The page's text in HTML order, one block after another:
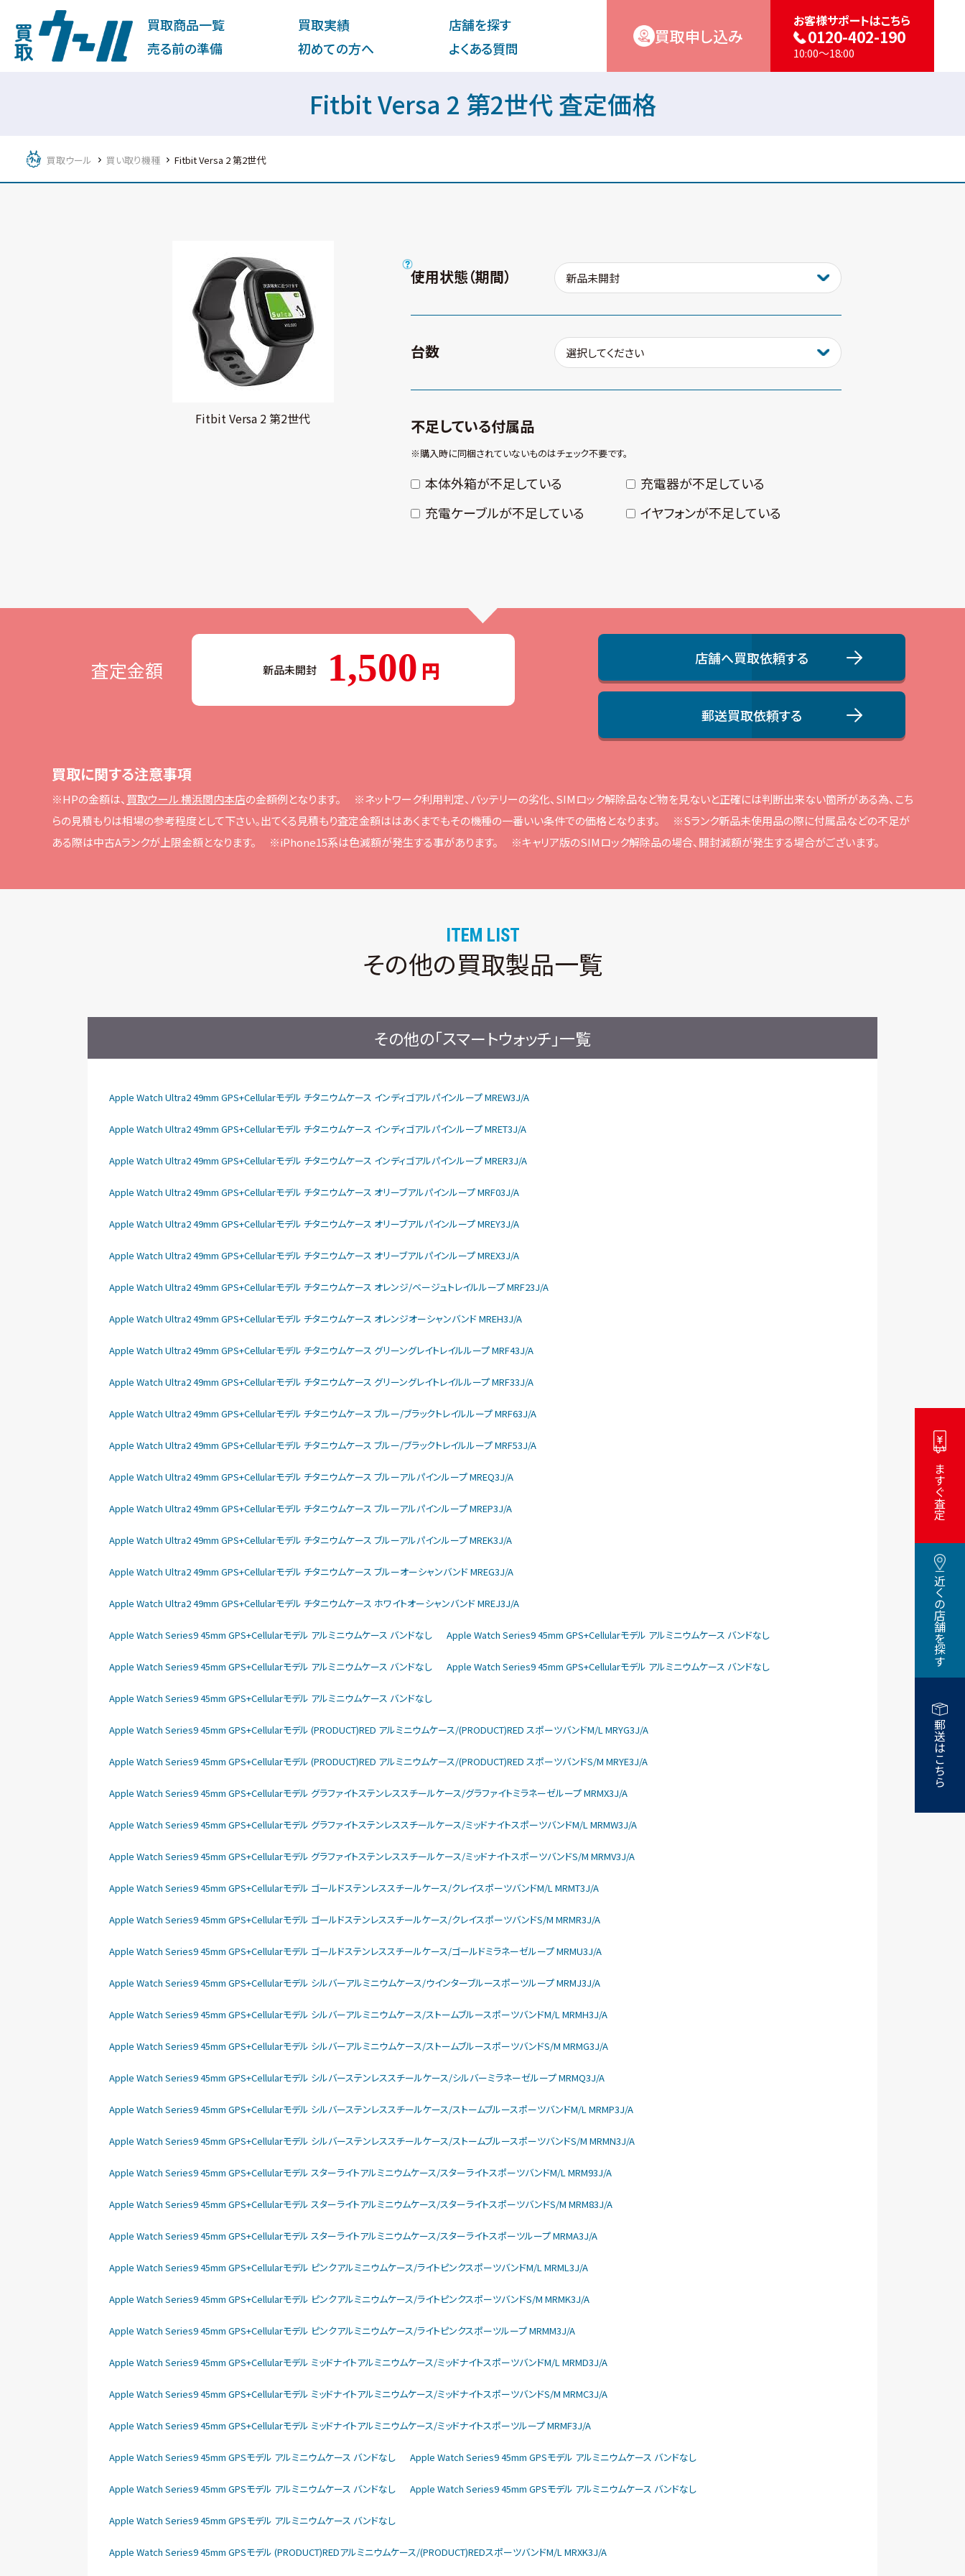
買取商品一覧 買取実績
店舗を探す
売る前の準備
初めての⽅へ よくある質問
買取申し込み
お客様サポートはこちら
0120-402-190
10:00～18:00
いますぐ査定
近くの店舗を探す
郵送はこちら
Fitbit Versa 2 第2世代 査定価格
買取ウール 買い取り機種 Fitbit Versa 2 第2世代
Fitbit Versa 2 第2世代
使用状態（期間）
台数
不足している付属品
※購⼊時に同梱されていないものはチェック不要です。
本体外箱が不⾜している
充電器が不⾜している
充電ケーブルが不⾜している
イヤフォンが不⾜している
査定金額 新品未開封 1,500 店舗へ買取依頼する
郵送買取依頼する
買取に関する注意事項
※HPの⾦額は、 買取ウール 横浜関内本店の⾦額例となります。
※ネットワーク利⽤判定、バッテリーの劣化、SIMロック解除品など物を⾒ないと正確には判断出来ない箇所がある為、こち
らの⾒積もりは相場の参考程度として下さい。出てくる⾒積もり査定⾦額ははあくまでもその機種の⼀番いい条件での価格となります。
※Sランク新品未使⽤品の際に付属品などの不⾜が
ある際は中古Aランクが上限⾦額となります。
※iPhone15系は⾊減額が発⽣する事があります。 ※キャリア版のSIMロック解除品の場合、開封減額が発⽣する場合がございます。
ITEM LIST
その他の買取製品一覧
その他の「スマートウォッチ」一覧
Apple Watch Ultra2 49mm GPS+Cellularモデル チタニウムケース インディゴアルパインループ MREW3J/A
Apple Watch Ultra2 49mm GPS+Cellularモデル チタニウムケース インディゴアルパインループ MRET3J/A
Apple Watch Ultra2 49mm GPS+Cellularモデル チタニウムケース インディゴアルパインループ MRER3J/A
Apple Watch Ultra2 49mm GPS+Cellularモデル チタニウムケース オリーブアルパインループ MRF03J/A
Apple Watch Ultra2 49mm GPS+Cellularモデル チタニウムケース オリーブアルパインループ MREY3J/A
Apple Watch Ultra2 49mm GPS+Cellularモデル チタニウムケース オリーブアルパインループ MREX3J/A
Apple Watch Ultra2 49mm GPS+Cellularモデル チタニウムケース オレンジ/ベージュトレイルループ MRF23J/A
Apple Watch Ultra2 49mm GPS+Cellularモデル チタニウムケース オレンジオーシャンバンド MREH3J/A
Apple Watch Ultra2 49mm GPS+Cellularモデル チタニウムケース グリーングレイトレイルループ MRF43J/A
Apple Watch Ultra2 49mm GPS+Cellularモデル チタニウムケース グリーングレイトレイルループ MRF33J/A
Apple Watch Ultra2 49mm GPS+Cellularモデル チタニウムケース ブルー/ブラックトレイルループ MRF63J/A
Apple Watch Ultra2 49mm GPS+Cellularモデル チタニウムケース ブルー/ブラックトレイルループ MRF53J/A
Apple Watch Ultra2 49mm GPS+Cellularモデル チタニウムケース ブルーアルパインループ MREQ3J/A
Apple Watch Ultra2 49mm GPS+Cellularモデル チタニウムケース ブルーアルパインループ MREP3J/A
Apple Watch Ultra2 49mm GPS+Cellularモデル チタニウムケース ブルーアルパインループ MREK3J/A
Apple Watch Ultra2 49mm GPS+Cellularモデル チタニウムケース ブルーオーシャンバンド MREG3J/A
Apple Watch Ultra2 49mm GPS+Cellularモデル チタニウムケース ホワイトオーシャンバンド MREJ3J/A
Apple Watch Series9 45mm GPS+Cellularモデル アルミニウムケース バンドなし Apple Watch Series9 45mm GPS+Cellularモデル アルミニウムケース バンドなし
Apple Watch Series9 45mm GPS+Cellularモデル アルミニウムケース バンドなし Apple Watch Series9 45mm GPS+Cellularモデル アルミニウムケース バンドなし
Apple Watch Series9 45mm GPS+Cellularモデル アルミニウムケース バンドなし
Apple Watch Series9 45mm GPS+Cellularモデル (PRODUCT)RED アルミニウムケース/(PRODUCT)RED スポーツバンドM/L MRYG3J/A
Apple Watch Series9 45mm GPS+Cellularモデル (PRODUCT)RED アルミニウムケース/(PRODUCT)RED スポーツバンドS/M MRYE3J/A
Apple Watch Series9 45mm GPS+Cellularモデル グラファイトステンレススチールケース/グラファイトミラネーゼループ MRMX3J/A
Apple Watch Series9 45mm GPS+Cellularモデル グラファイトステンレススチールケース/ミッドナイトスポーツバンドM/L MRMW3J/A
Apple Watch Series9 45mm GPS+Cellularモデル グラファイトステンレススチールケース/ミッドナイトスポーツバンドS/M MRMV3J/A
Apple Watch Series9 45mm GPS+Cellularモデル ゴールドステンレススチールケース/クレイスポーツバンドM/L MRMT3J/A
Apple Watch Series9 45mm GPS+Cellularモデル ゴールドステンレススチールケース/クレイスポーツバンドS/M MRMR3J/A
Apple Watch Series9 45mm GPS+Cellularモデル ゴールドステンレススチールケース/ゴールドミラネーゼループ MRMU3J/A
Apple Watch Series9 45mm GPS+Cellularモデル シルバーアルミニウムケース/ウインターブルースポーツループ MRMJ3J/A
Apple Watch Series9 45mm GPS+Cellularモデル シルバーアルミニウムケース/ストームブルースポーツバンドM/L MRMH3J/A
Apple Watch Series9 45mm GPS+Cellularモデル シルバーアルミニウムケース/ストームブルースポーツバンドS/M MRMG3J/A
Apple Watch Series9 45mm GPS+Cellularモデル シルバーステンレススチールケース/シルバーミラネーゼループ MRMQ3J/A
Apple Watch Series9 45mm GPS+Cellularモデル シルバーステンレススチールケース/ストームブルースポーツバンドM/L MRMP3J/A
Apple Watch Series9 45mm GPS+Cellularモデル シルバーステンレススチールケース/ストームブルースポーツバンドS/M MRMN3J/A
Apple Watch Series9 45mm GPS+Cellularモデル スターライトアルミニウムケース/スターライトスポーツバンドM/L MRM93J/A
Apple Watch Series9 45mm GPS+Cellularモデル スターライトアルミニウムケース/スターライトスポーツバンドS/M MRM83J/A
Apple Watch Series9 45mm GPS+Cellularモデル スターライトアルミニウムケース/スターライトスポーツループ MRMA3J/A
Apple Watch Series9 45mm GPS+Cellularモデル ピンクアルミニウムケース/ライトピンクスポーツバンドM/L MRML3J/A
Apple Watch Series9 45mm GPS+Cellularモデル ピンクアルミニウムケース/ライトピンクスポーツバンドS/M MRMK3J/A
Apple Watch Series9 45mm GPS+Cellularモデル ピンクアルミニウムケース/ライトピンクスポーツループ MRMM3J/A
Apple Watch Series9 45mm GPS+Cellularモデル ミッドナイトアルミニウムケース/ミッドナイトスポーツバンドM/L MRMD3J/A
Apple Watch Series9 45mm GPS+Cellularモデル ミッドナイトアルミニウムケース/ミッドナイトスポーツバンドS/M MRMC3J/A
Apple Watch Series9 45mm GPS+Cellularモデル ミッドナイトアルミニウムケース/ミッドナイトスポーツループ MRMF3J/A
Apple Watch Series9 45mm GPSモデル アルミニウムケース バンドなし Apple Watch Series9 45mm GPSモデル アルミニウムケース バンドなし
Apple Watch Series9 45mm GPSモデル アルミニウムケース バンドなし Apple Watch Series9 45mm GPSモデル アルミニウムケース バンドなし
Apple Watch Series9 45mm GPSモデル アルミニウムケース バンドなし
Apple Watch Series9 45mm GPSモデル (PRODUCT)REDアルミニウムケース/(PRODUCT)REDスポーツバンドM/L MRXK3J/A